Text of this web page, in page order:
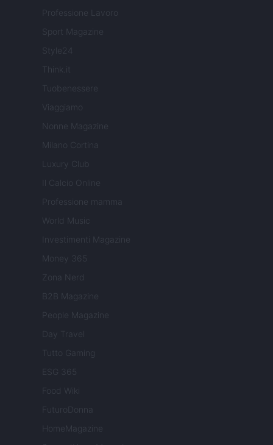
Professione Lavoro
Sport Magazine
Style24
Think.it
Tuobenessere
Viaggiamo
Nonne Magazine
Milano Cortina
Luxury Club
Il Calcio Online
Professione mamma
World Music
Investimenti Magazine
Money 365
Zona Nerd
B2B Magazine
People Magazine
Day Travel
Tutto Gaming
ESG 365
Food Wiki
FuturoDonna
HomeMagazine